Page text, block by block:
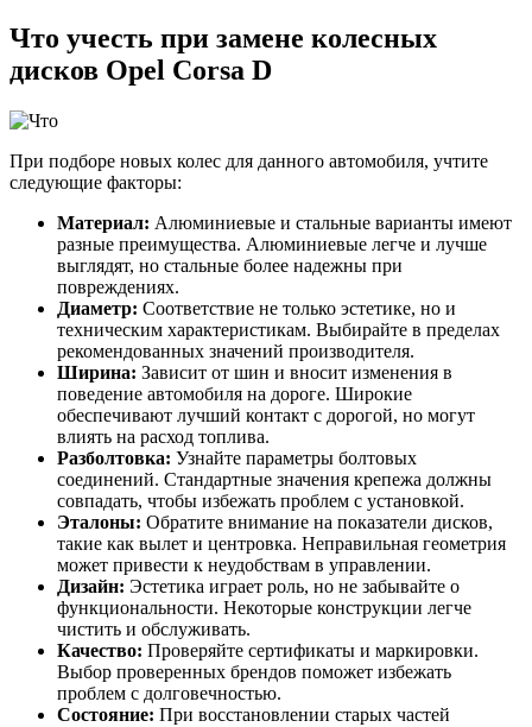
Что учесть при замене колесных
дисков Opel Corsa D
При подборе новых колес для данного автомобиля, учтите
следующие факторы:
Материал: Алюминиевые и стальные варианты имеют
разные преимущества. Алюминиевые легче и лучше
выглядят, но стальные более надежны при
повреждениях.
Диаметр: Соответствие не только эстетике, но и
техническим характеристикам. Выбирайте в пределах
рекомендованных значений производителя.
Ширина: Зависит от шин и вносит изменения в
поведение автомобиля на дороге. Широкие
обеспечивают лучший контакт с дорогой, но могут
влиять на расход топлива.
Разболтовка: Узнайте параметры болтовых
соединений. Стандартные значения крепежа должны
совпадать, чтобы избежать проблем с установкой.
Эталоны: Обратите внимание на показатели дисков,
такие как вылет и центровка. Неправильная геометрия
может привести к неудобствам в управлении.
Дизайн: Эстетика играет роль, но не забывайте о
функциональности. Некоторые конструкции легче
чистить и обслуживать.
Качество: Проверяйте сертификаты и маркировки.
Выбор проверенных брендов поможет избежать
проблем с долговечностью.
Состояние: При восстановлении старых частей